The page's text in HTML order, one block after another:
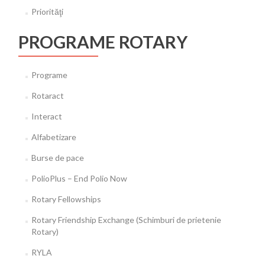
Priorităţi
PROGRAME ROTARY
Programe
Rotaract
Interact
Alfabetizare
Burse de pace
PolioPlus – End Polio Now
Rotary Fellowships
Rotary Friendship Exchange (Schimburi de prietenie
Rotary)
RYLA